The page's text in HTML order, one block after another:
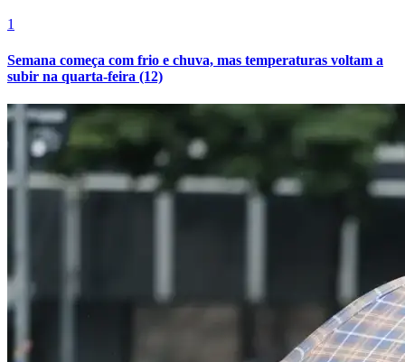
Fluminense
1
Semana começa com frio e chuva, mas temperaturas voltam a
subir na quarta-feira (12)